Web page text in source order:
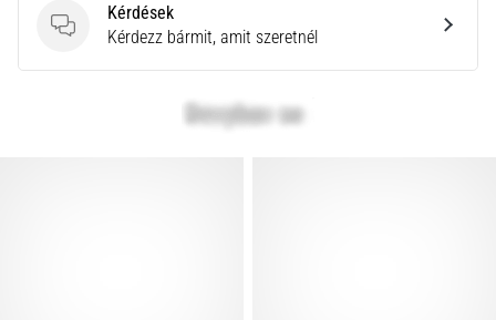
Kérdések
Kérdések
Kérdezz bármit, amit szeretnél